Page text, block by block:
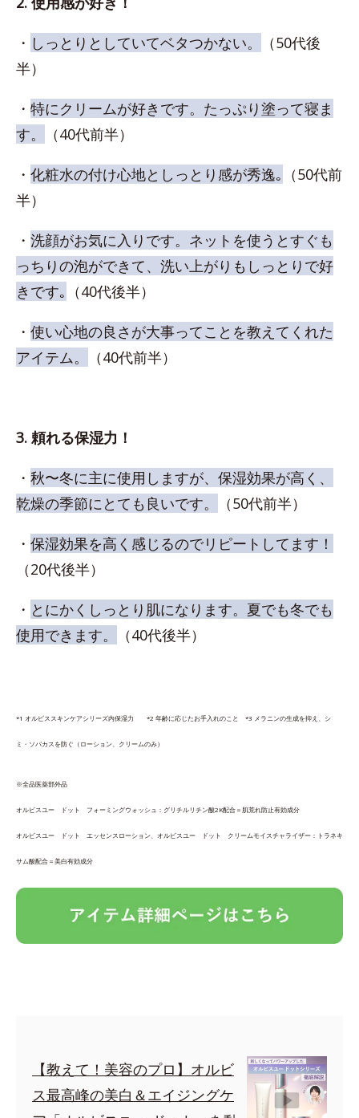
・ しっとりとしていてベタつかない。
（50代後
半）
・ 特にクリームが好きです。たっぷり塗って寝ま
す。
（40代前半）
・ 化粧水の付け心地としっとり感が秀逸｡ （50代前
半）
・ 洗顔がお気に入りです。ネットを使うとすぐも
っちりの泡ができて、洗い上がりもしっとりで好
きです｡ （40代後半）
・ 使い心地の良さが大事ってことを教えてくれた
アイテム。
（40代前半）
3. 頼れる保湿力！
・ 秋〜冬に主に使用しますが、保湿効果が高く、
乾燥の季節にとても良いです。
（50代前半）
・ 保湿効果を高く感じるのでリピートしてます！
（20代後半）
・ とにかくしっとり肌になります。夏でも冬でも
使用できます。
（40代後半）
*1 オルビススキンケアシリーズ内保湿力 *2 年齢に応じたお手入れのこと *3 メラニンの生成を抑え、シ
ミ・ソバカスを防ぐ（ローション、クリームのみ）
※全品医薬部外品
オルビスユー ドット フォーミングウォッシュ：グリチルリチン酸2K配合＝肌荒れ防止有効成分
オルビスユー ドット エッセンスローション、オルビスユー ドット クリームモイスチャライザー：トラネキ
サム酸配合＝美白有効成分
【教えて！美容のプロ】オルビ
ス最高峰の美白＆エイジングケ